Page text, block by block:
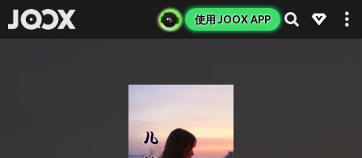
使用 JOOX APP